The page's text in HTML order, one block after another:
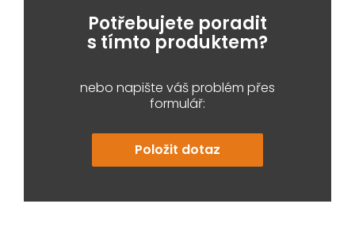
Potřebujete poradit
s tímto produktem?
nebo napište váš problém přes
formulář:
Položit dotaz